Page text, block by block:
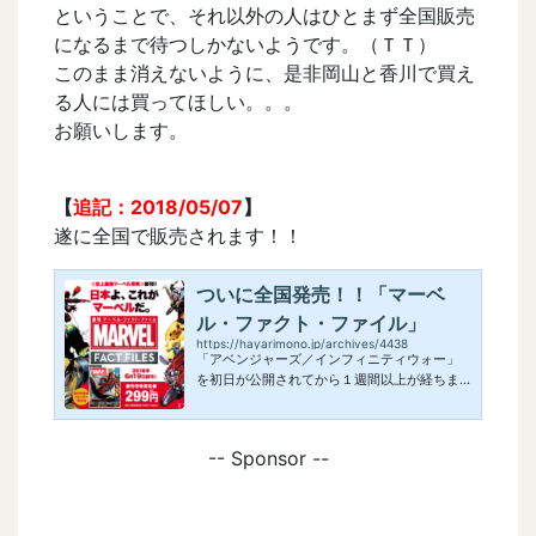
ということで、それ以外の人はひとまず全国販売
になるまで待つしかないようです。（ＴＴ）
このまま消えないように、是非岡山と香川で買え
る人には買ってほしい。。。
お願いします。
【追記：2018/05/07】
遂に全国で販売されます！！
ついに全国発売！！「マーベ
ル・ファクト・ファイル」
https://hayarimono.jp/archives/4438
「アベンジャーズ／インフィニティウォー」
を初日が公開されてから１週間以上が経ちま
しょうか。ネタバレ禁止が解けるまで言いた
いたい・・・なんて気持ちを胸に、また鑑賞
-- Sponsor --